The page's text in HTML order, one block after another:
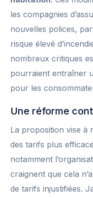
les compagnies
nouvelles polices,
risque élevé
nombreux critiques
pourraient entraîner
pour les
Une réforme
La proposition vise à
des tarifs plus
notamment
craignent que cela
de tarifs injustifiées.